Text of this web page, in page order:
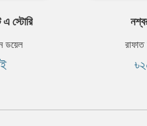
এ স্টোরি
ডয়েল